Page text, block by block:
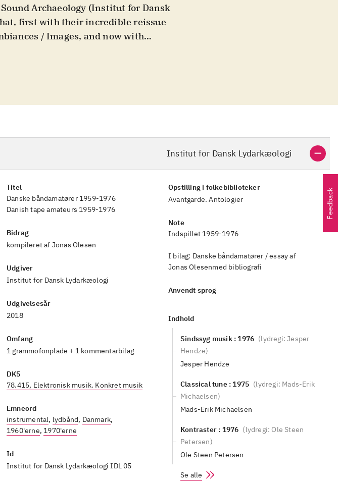
Archaeology (Institut for Dansk
first with their incredible reissue
/ Images, and now with
of what avant-garde and
Institut for Dansk Lydarkæologi
Titel
Danske båndamatører 1959-1976
Danish tape amateurs 1959-1976
Bidrag
kompileret af Jonas Olesen
Udgiver
Institut for Dansk Lydarkæologi
Udgivelsesår
2018
Omfang
1 grammofonplade + 1 kommentarbilag
DK5
78.415, Elektronisk musik. Konkret musik
Emneord
instrumental, lydbånd, Danmark,
1960'erne, 1970'erne
Id
Institut for Dansk Lydarkæologi IDL 05
Opstilling i folkebiblioteker
Avantgarde. Antologier
Note
Indspillet 1959-1976
I bilag: Danske båndamatører / essay af
Jonas Olesenmed bibliografi
Anvendt sprog
Indhold
Sindssyg musik : 1976 (lydregi: Jesper
Hendze)
Jesper Hendze
Classical tune : 1975 (lydregi: Mads-Erik
Michaelsen)
Mads-Erik Michaelsen
Kontraster : 1976 (lydregi: Ole Steen
Petersen)
Ole Steen Petersen
Se alle
Feedback